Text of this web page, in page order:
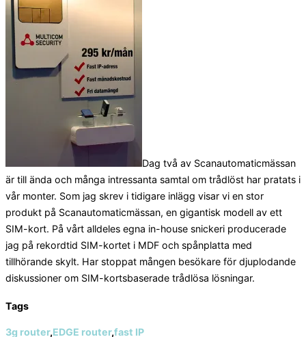
Dag två av Scanautomaticmässan
är till ända och många intressanta samtal om trådlöst har pratats i
vår monter. Som jag skrev i tidigare inlägg visar vi en stor
produkt på Scanautomaticmässan, en gigantisk modell av ett
SIM-kort. På vårt alldeles egna in-house snickeri producerade
jag på rekordtid SIM-kortet i MDF och spånplatta med
tillhörande skylt. Har stoppat mången besökare för djuplodande
diskussioner om SIM-kortsbaserade trådlösa lösningar.
Tags
3g router,EDGE router,fast IP